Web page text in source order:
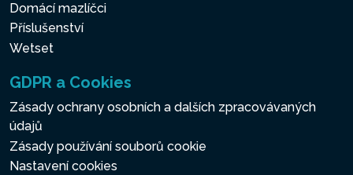
Domácí mazlíčci
Příslušenství
Wetset
GDPR a Cookies
Zásady ochrany osobních a dalších zpracovávaných
údajů
Zásady používání souborů cookie
Nastavení cookies